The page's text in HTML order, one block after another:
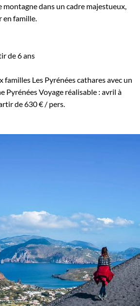
montagne dans un cadre majestueux,
en famille.
de 6 ans
familles Les Pyrénées cathares avec un
PyrénéesVoyage réalisable : avril à
de630 € / pers.